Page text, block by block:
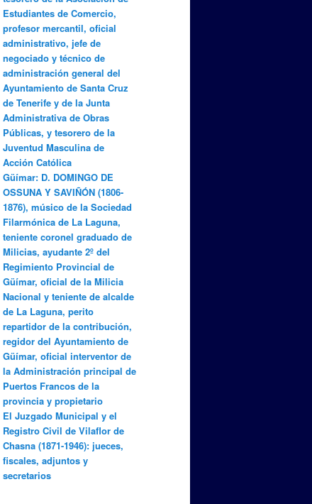
Estudiantes de Comercio,
profesor mercantil, oficial
administrativo, jefe de
negociado y técnico de
administración general del
Ayuntamiento de Santa Cruz
de Tenerife y de la Junta
Administrativa de Obras
Públicas, y tesorero de la
Juventud Masculina de
Acción Católica
Güímar: D. DOMINGO DE
OSSUNA Y SAVIÑÓN (1806-
1876), músico de la Sociedad
Filarmónica de La Laguna,
teniente coronel graduado de
Milicias, ayudante 2º del
Regimiento Provincial de
Güímar, oficial de la Milicia
Nacional y teniente de alcalde
de La Laguna, perito
repartidor de la contribución,
regidor del Ayuntamiento de
Güímar, oficial interventor de
la Administración principal de
Puertos Francos de la
provincia y propietario
El Juzgado Municipal y el
Registro Civil de Vilaflor de
Chasna (1871-1946): jueces,
fiscales, adjuntos y
secretarios